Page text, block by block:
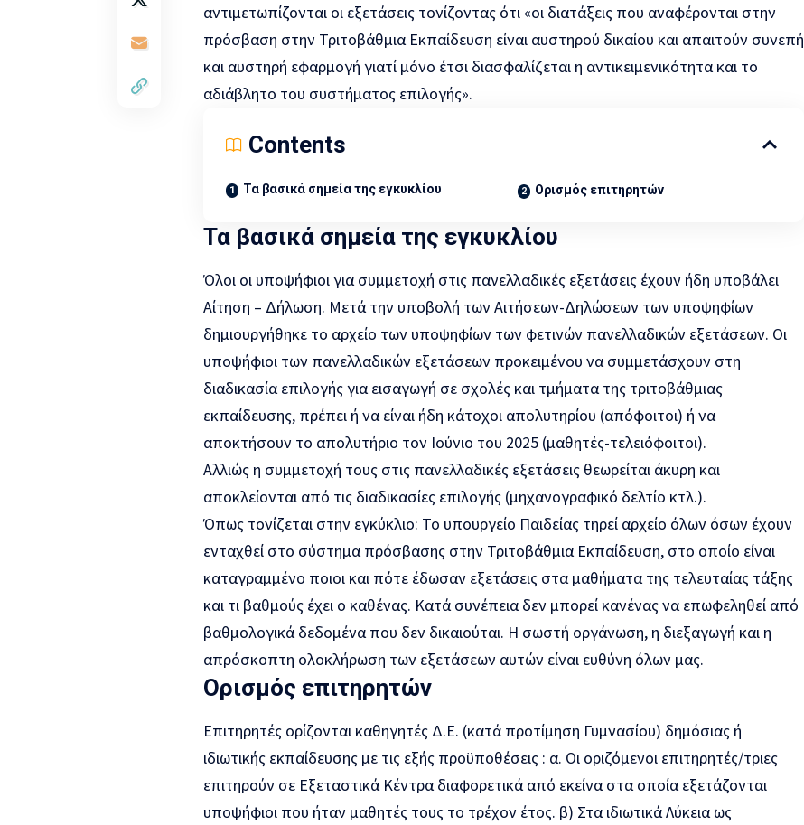
αντιμετωπίζονται οι εξετάσεις τονίζοντας ότι «οι διατάξεις που αναφέρονται στην
πρόσβαση στην Τριτοβάθμια Εκπαίδευση είναι αυστηρού δικαίου και απαιτούν συνεπή
και αυστηρή εφαρμογή γιατί μόνο έτσι διασφαλίζεται η αντικειμενικότητα και το
αδιάβλητο του συστήματος επιλογής».
Contents
Τα βασικά σημεία της εγκυκλίου Ορισμός επιτηρητών
Τα βασικά σημεία της εγκυκλίου
Όλοι οι υποψήφιοι για συμμετοχή στις πανελλαδικές εξετάσεις έχουν ήδη υποβάλει
Αίτηση – Δήλωση. Μετά την υποβολή των Αιτήσεων-Δηλώσεων των υποψηφίων
δημιουργήθηκε το αρχείο των υποψηφίων των φετινών πανελλαδικών εξετάσεων. Οι
υποψήφιοι των πανελλαδικών εξετάσεων προκειμένου να συμμετάσχουν στη
διαδικασία επιλογής για εισαγωγή σε σχολές και τμήματα της τριτοβάθμιας
εκπαίδευσης, πρέπει ή να είναι ήδη κάτοχοι απολυτηρίου (απόφοιτοι) ή να
αποκτήσουν το απολυτήριο τον Ιούνιο του 2025 (μαθητές-τελειόφοιτοι).
Αλλιώς η συμμετοχή τους στις πανελλαδικές εξετάσεις θεωρείται άκυρη και
αποκλείονται από τις διαδικασίες επιλογής (μηχανογραφικό δελτίο κτλ.).
Όπως τονίζεται στην εγκύκλιο: Το υπουργείο Παιδείας τηρεί αρχείο όλων όσων έχουν
ενταχθεί στο σύστημα πρόσβασης στην Τριτοβάθμια Εκπαίδευση, στο οποίο είναι
καταγραμμένο ποιοι και πότε έδωσαν εξετάσεις στα μαθήματα της τελευταίας τάξης
και τι βαθμούς έχει ο καθένας. Κατά συνέπεια δεν μπορεί κανένας να επωφεληθεί από
βαθμολογικά δεδομένα που δεν δικαιούται. Η σωστή οργάνωση, η διεξαγωγή και η
απρόσκοπτη ολοκλήρωση των εξετάσεων αυτών είναι ευθύνη όλων μας.
Ορισμός επιτηρητών
Επιτηρητές ορίζονται καθηγητές Δ.Ε. (κατά προτίμηση Γυμνασίου) δημόσιας ή
ιδιωτικής εκπαίδευσης με τις εξής προϋποθέσεις : α. Οι οριζόμενοι επιτηρητές/τριες
επιτηρούν σε Εξεταστικά Κέντρα διαφορετικά από εκείνα στα οποία εξετάζονται
υποψήφιοι που ήταν μαθητές τους το τρέχον έτος. β) Στα ιδιωτικά Λύκεια ως